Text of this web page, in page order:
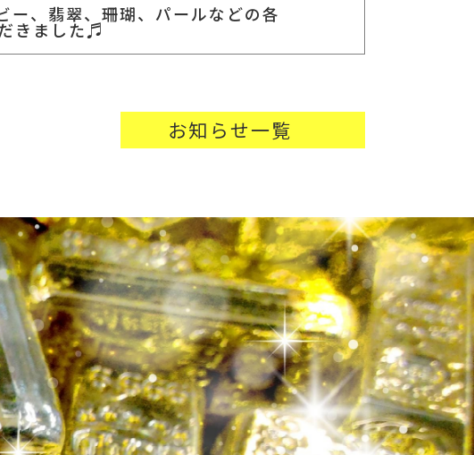
ー、翡翠、珊瑚、パールなどの各
きました♬
お知らせ一覧